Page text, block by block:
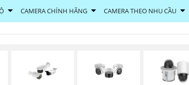
CAMERA CHÍNH HÃNG CAMERA THEO NHU CẦU